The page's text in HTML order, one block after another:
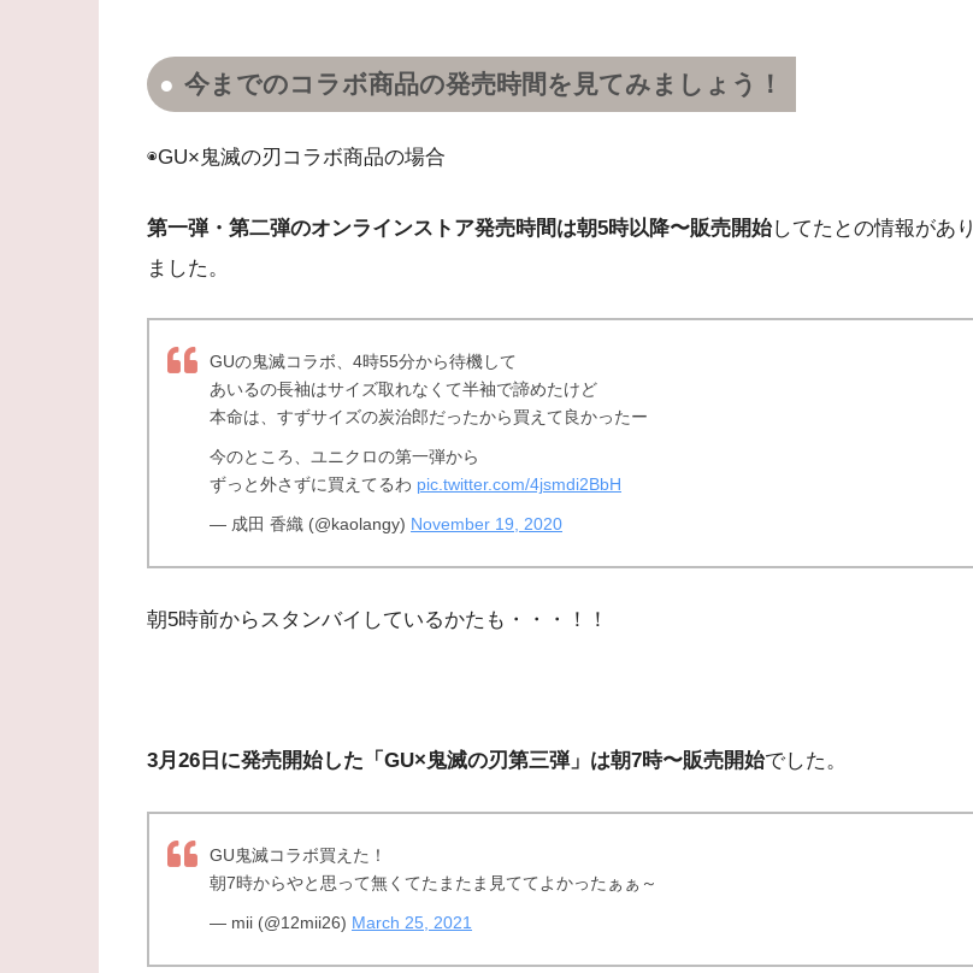
今までのコラボ商品の発売時間を見てみましょう！
◉GU×鬼滅の刃コラボ商品の場合
第一弾・第二弾のオンラインストア発売時間は朝5時以降〜販売開始してたとの情報があり
ました。
GUの鬼滅コラボ、4時55分から待機して
あいるの長袖はサイズ取れなくて半袖で諦めたけど
本命は、すずサイズの炭治郎だったから買えて良かったー
今のところ、ユニクロの第一弾から
ずっと外さずに買えてるわ pic.twitter.com/4jsmdi2BbH
— 成田 香織 (@kaolangy) November 19, 2020
朝5時前からスタンバイしているかたも・・・！！
3月26日に発売開始した「GU×鬼滅の刃第三弾」は朝7時〜販売開始でした。
GU鬼滅コラボ買えた！
朝7時からやと思って無くてたまたま見ててよかったぁぁ～
— mii (@12mii26) March 25, 2021